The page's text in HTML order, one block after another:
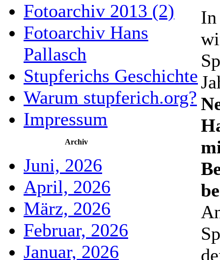
Fotoarchiv 2013 (2)
Fotoarchiv Hans
Pallasch
Stupferichs Geschichte
Warum stupferich.org?
Impressum
Archiv
Juni, 2026
April, 2026
März, 2026
Februar, 2026
Januar, 2026
In